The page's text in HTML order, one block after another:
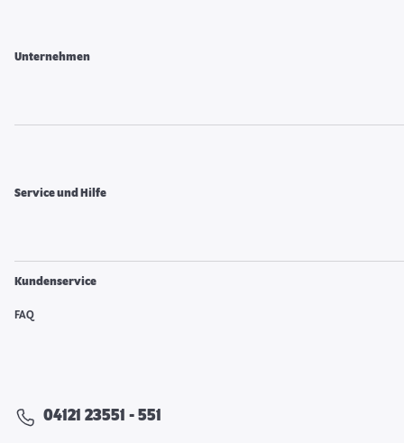
Unternehmen
Service und Hilfe
Kundenservice
FAQ
04121 23551 - 551